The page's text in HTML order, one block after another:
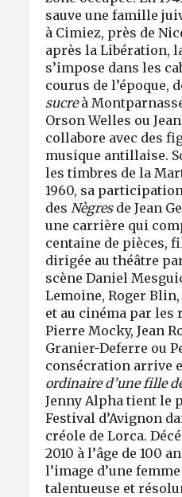
sauve une famille
à Cimiez, près de
après la Libération,
s’impose dans les
courus de l’époque,
sucreà
Orson Welles ou
collabore avec des
musique antillaise.
les timbres de la
1960, sa
des Nègresde Jean
une carrière qui
centaine de pièces,
dirigée au théâtre
scène Daniel
Lemoine, Roger
et au cinéma par les
Pierre Mocky, Jean
Granier-Deferre ou
consécration arrive
ordinaire d’une fille
Jenny Alpha tient le
Festival d’Avignon
créole de Lorca.
2010 à l’âge de 100
l’image d’une
talentueuse et